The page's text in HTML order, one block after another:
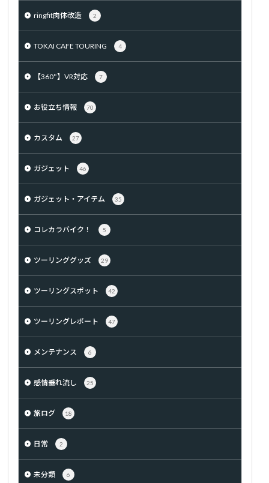
ringfit肉体改造 2
TOKAI CAFE TOURING 4
【360°】VR対応 7
お役立ち情報 70
カスタム 27
ガジェット 46
ガジェット・アイテム 35
コレカラバイク！ 5
ツーリンググッズ 29
ツーリングスポット 42
ツーリングレポート 47
メンテナンス 6
感情垂れ流し 25
旅ログ 18
日常 2
未分類 6